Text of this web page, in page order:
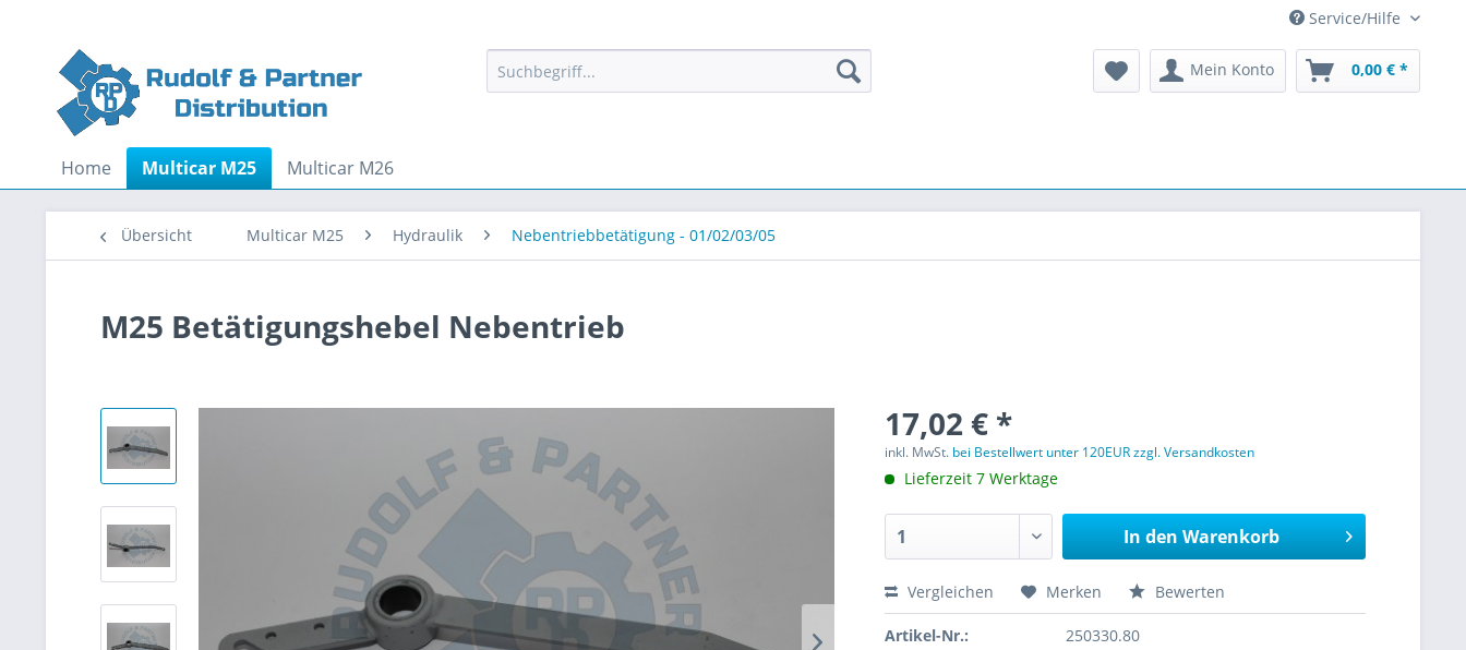
Service/Hilfe
Mein Konto 0,00 € *
Home Multicar M25 Multicar M26
Übersicht Multicar M25 Hydraulik Nebentriebbetätigung - 01/02/03/05
M25 Betätigungshebel Nebentrieb
17,02 € *
inkl. MwSt. bei Bestellwert unter 120EUR zzgl. Versandkosten
Lieferzeit 7 Werktage
In den Warenkorb
Vergleichen Merken Bewerten
Artikel-Nr.:
250330.80